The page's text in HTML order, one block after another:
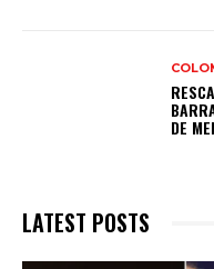
DE
LATEST POSTS